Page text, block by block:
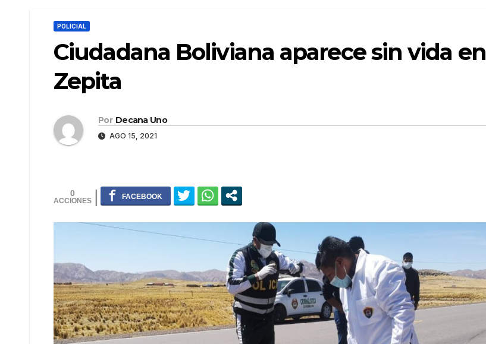
POLICIAL
Ciudadana Boliviana aparece sin vida en
Zepita
Por Decana Uno
AGO 15, 2021
0